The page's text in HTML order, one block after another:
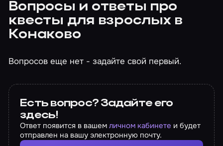
Вопросы и ответы про
квесты для взрослых в
Конаково
Вопросов еще нет - задайте свой первый.
Есть вопрос? Задайте его
здесь!
Ответ появится в вашемличном кабинете и будет
отправлен на вашу электронную почту.